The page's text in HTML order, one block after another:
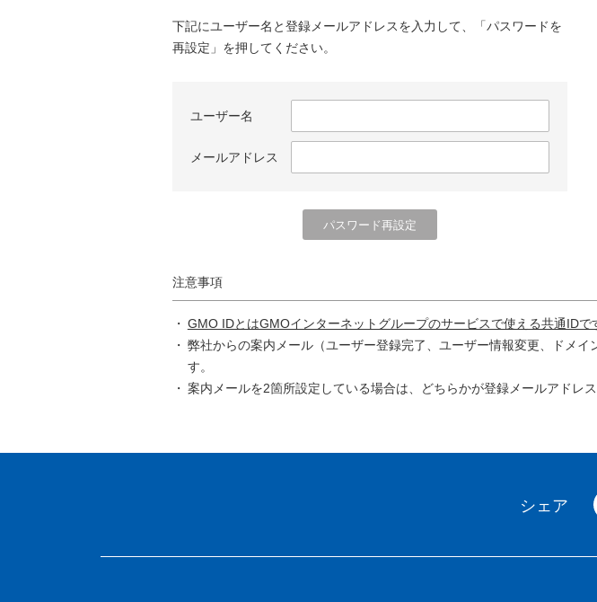
下記にユーザー名と登録メールアドレスを入力して、「パスワードを
再設定」を押してください。
ユーザー名
メールアドレス
注意事項
GMO IDとはGMOインターネットグループのサービスで使える共通IDで
弊社からの案内メール（ユーザー登録完了、ユーザー情報変更、ドメ
す。
案内メールを2箇所設定している場合は、どちらかが登録メールアドレス
シェア